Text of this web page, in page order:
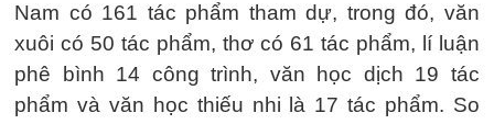
Nam có 161 tác phẩm tham dự, trong đó, văn
xuôi có 50 tác phẩm, thơ có 61 tác phẩm, lí luận
phê bình 14 công trình, văn học dịch 19 tác
phẩm và văn học thiếu nhi là 17 tác phẩm. So